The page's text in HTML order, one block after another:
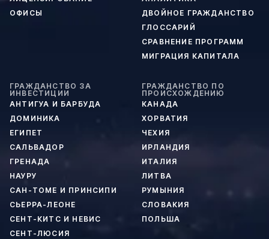
ОФИСЫ
ДВОЙНОЕ ГРАЖДАНСТВО
ГЛОССАРИЙ
СРАВНЕНИЕ ПРОГРАММ
МИГРАЦИЯ КАПИТАЛА
ГРАЖДАНСТВО ЗА
ИНВЕСТИЦИИ
АНТИГУА И БАРБУДА
ДОМИНИКА
ЕГИПЕТ
САЛЬВАДОР
ГРЕНАДА
НАУРУ
САН-ТОМЕ И ПРИНСИПИ
СЬЕРРА-ЛЕОНЕ
СЕНТ-КИТС И НЕВИС
СЕНТ-ЛЮСИЯ
ГРАЖДАНСТВО ПО
ПРОИСХОЖДЕНИЮ
КАНАДА
ХОРВАТИЯ
ЧЕХИЯ
ИРЛАНДИЯ
ИТАЛИЯ
ЛИТВА
РУМЫНИЯ
СЛОВАКИЯ
ПОЛЬША